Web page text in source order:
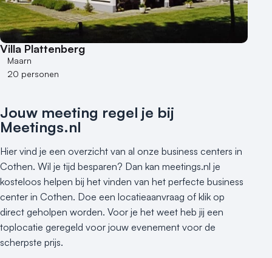
Villa Plattenberg
Maarn
20 personen
Jouw meeting regel je bij
Meetings.nl
Hier vind je een overzicht van al onze business centers in
Cothen. Wil je tijd besparen? Dan kan meetings.nl je
kosteloos helpen bij het vinden van het perfecte business
center in Cothen. Doe een locatieaanvraag of klik op
direct geholpen worden. Voor je het weet heb jij een
toplocatie geregeld voor jouw evenement voor de
scherpste prijs.